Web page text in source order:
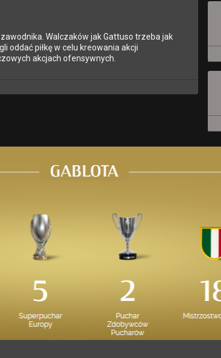
Walczaków jak Gattuso trzeba jak
oddać piłkę w celu kreowania akcji
akcjach ofensywnych.